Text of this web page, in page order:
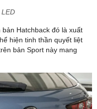
Hatchback đó là xuất
hiện tinh thần quyết liệt
bản Sport này mang